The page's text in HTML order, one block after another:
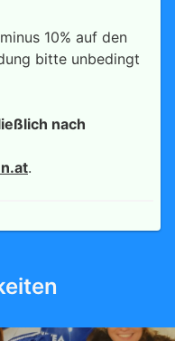
10% auf den
bitte unbedingt
nach
.